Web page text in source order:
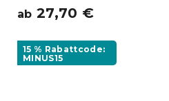
ab 27,70 €
15 % Rabattcode:
MINUS15